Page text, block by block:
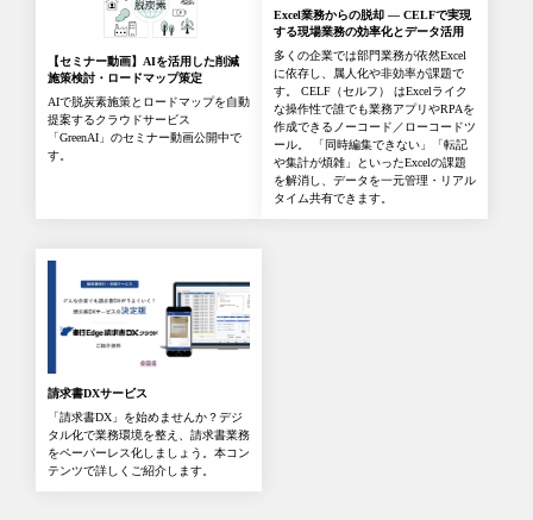
【セミナー動画】AIを活用した削減
施策検討・ロードマップ策定
AIで脱炭素施策とロードマップを自動
提案するクラウドサービス
「GreenAI」のセミナー動画公開中で
す。
Excel業務からの脱却 ― CELFで実現
する現場業務の効率化とデータ活用
多くの企業では部門業務が依然Excel
に依存し、属人化や非効率が課題で
す。 CELF（セルフ） はExcelライク
な操作性で誰でも業務アプリやRPAを
作成できるノーコード／ローコードツ
ール。 「同時編集できない」「転記
や集計が煩雑」といったExcelの課題
を解消し、データを一元管理・リアル
タイム共有できます。
請求書DXサービス
「請求書DX」を始めませんか？デジ
タル化で業務環境を整え、請求書業務
をペーパーレス化しましょう。本コン
テンツで詳しくご紹介します。